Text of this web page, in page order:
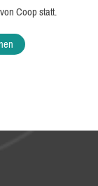
Coop statt.